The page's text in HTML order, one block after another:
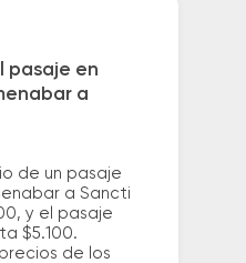
pasaje en
a
de un pasaje
a Sancti
y el pasaje
$5.100.
de los